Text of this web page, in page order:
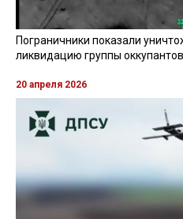
Пограничники показали
ликвидацию группы оккупантов
20 апреля 2026